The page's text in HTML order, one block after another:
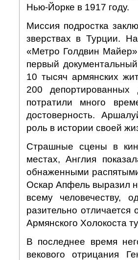
Нью-Йорке в 1917 году.
Миссия подростка
зверствах в Турции.
«Метро Голдвин
первый
10 тысяч армянских
200
потратили много
достоверность.
роль в истории своей
Страшные сцены в
местах, Англия
обнаженными
Оскар Апфель выразил
всему человечеству,
разительно отличается
Армянского Холокоста
В последнее время
векового отрицания